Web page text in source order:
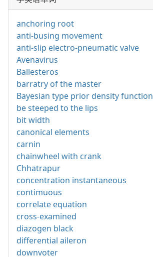
anchoring root
anti-busing movement
anti-slip electro-pneumatic valve
Avenavirus
Ballesteros
barratry of the master
Bayesian type prior density function
be steeped to the lips
bit width
canonical elements
carnin
chainwheel with crank
Chhatrapur
concentration instantaneous
contimuous
correlate equation
cross-examined
diazogen black
differential aileron
downvoter